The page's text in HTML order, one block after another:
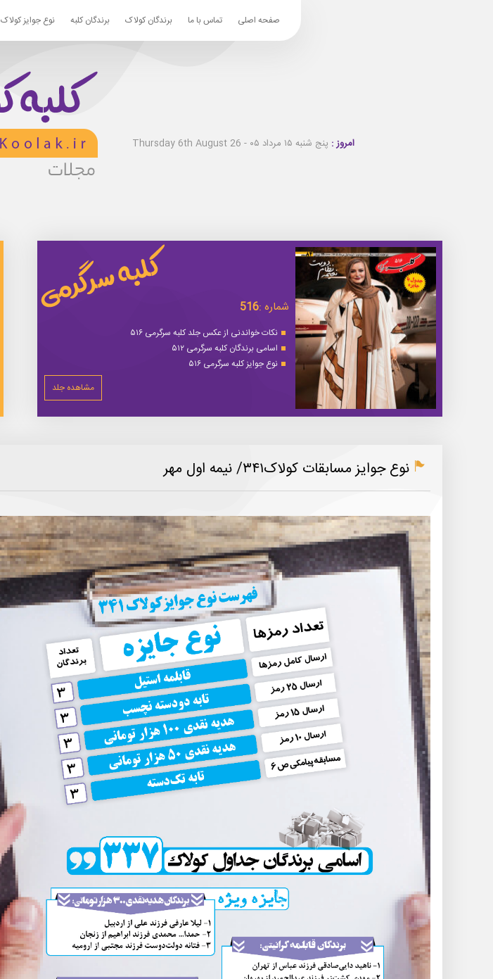
صفحه اصلی تماس با ما برندگان کولاک برندگان کلبه نوع جوایز کولاک
امروز : پنج شنبه ۱۵ مرداد ۰۵ - Thursday 6th August 26
شماره :516
نکات خواندنی از عکس جلد کلبه سرگرمی ۵۱۶
اسامی برندگان کلبه سرگرمی ۵۱۲
نوع جوایز کلبه سرگرمی ۵۱۶
مشاهده جلد
نوع جوایز مسابقات کولاک۳۴۱/ نیمه اول مهر